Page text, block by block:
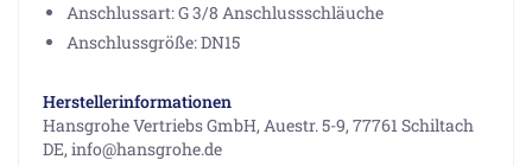
Anschlussart: G 3/8 Anschlussschläuche
Anschlussgröße: DN15
Herstellerinformationen
Hansgrohe Vertriebs GmbH, Auestr. 5-9, 77761 Schiltach
DE, info@hansgrohe.de